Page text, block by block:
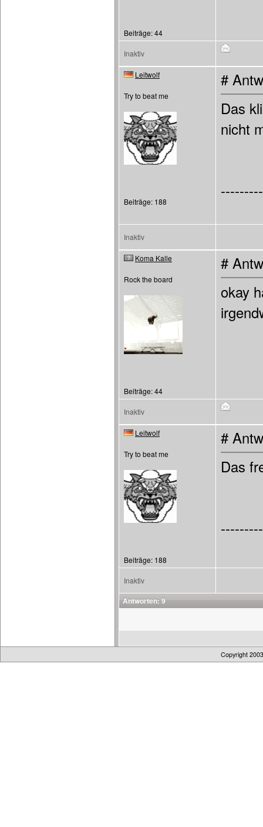
Beiträge: 44
Inaktiv
Leitwolf
Try to beat me
Beiträge: 188
#
Das
nicht
Inaktiv
Koma Kalle
Rock the board
Beiträge: 44
#
okay
Inaktiv
Leitwolf
Try to beat me
Beiträge: 188
#
Das
Inaktiv
Antworten: 9
Copyright